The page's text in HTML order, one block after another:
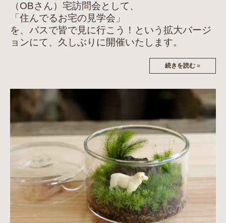
（OBさん）宅訪問会として、
「住んでるお宅の見学会」
を、バスで皆で見に行こう！という拡大バージ
ョンにて、久しぶりに開催いたします。
続きを読む »